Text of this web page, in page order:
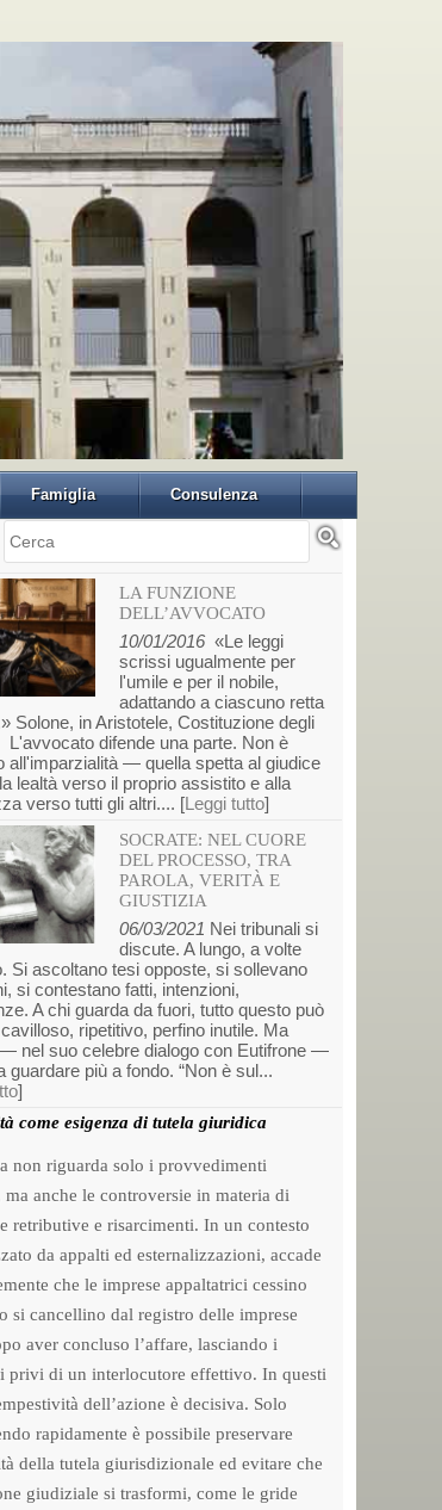
Famiglia Consulenza
LA FUNZIONE
DELL’AVVOCATO
10/01/2016«Le leggi
scrissi ugualmente per
l'umile e per il nobile,
adattando a ciascuno retta
Solone, in Aristotele, Costituzione degli
L'avvocato difende una parte. Non è
all'imparzialità — quella spetta al giudice
lealtà verso il proprio assistito e alla
verso tutti gli altri.... [Leggi tutto]
SOCRATE: NEL CUORE
DEL PROCESSO, TRA
PAROLA, VERITÀ E
GIUSTIZIA
06/03/2021 Nei tribunali si
discute. A lungo, a volte
Si ascoltano tesi opposte, si sollevano
si contestano fatti, intenzioni,
A chi guarda da fuori, tutto questo può
ripetitivo, perfino inutile. Ma
nel suo celebre dialogo con Eutifrone —
guardare più a fondo. “Non è sul...
]
come esigenza di tutela giuridica
non riguarda solo i provvedimenti
ma anche le controversie in materia di
retributive e risarcimenti. In un contesto
da appalti ed esternalizzazioni, accade
che le imprese appaltatrici cessino
si cancellino dal registro delle imprese
aver concluso l’affare, lasciando i
privi di un interlocutore effettivo. In questi
dell’azione è decisiva. Solo
rapidamente è possibile preservare
della tutela giurisdizionale ed evitare che
giudiziale si trasformi, come le gride